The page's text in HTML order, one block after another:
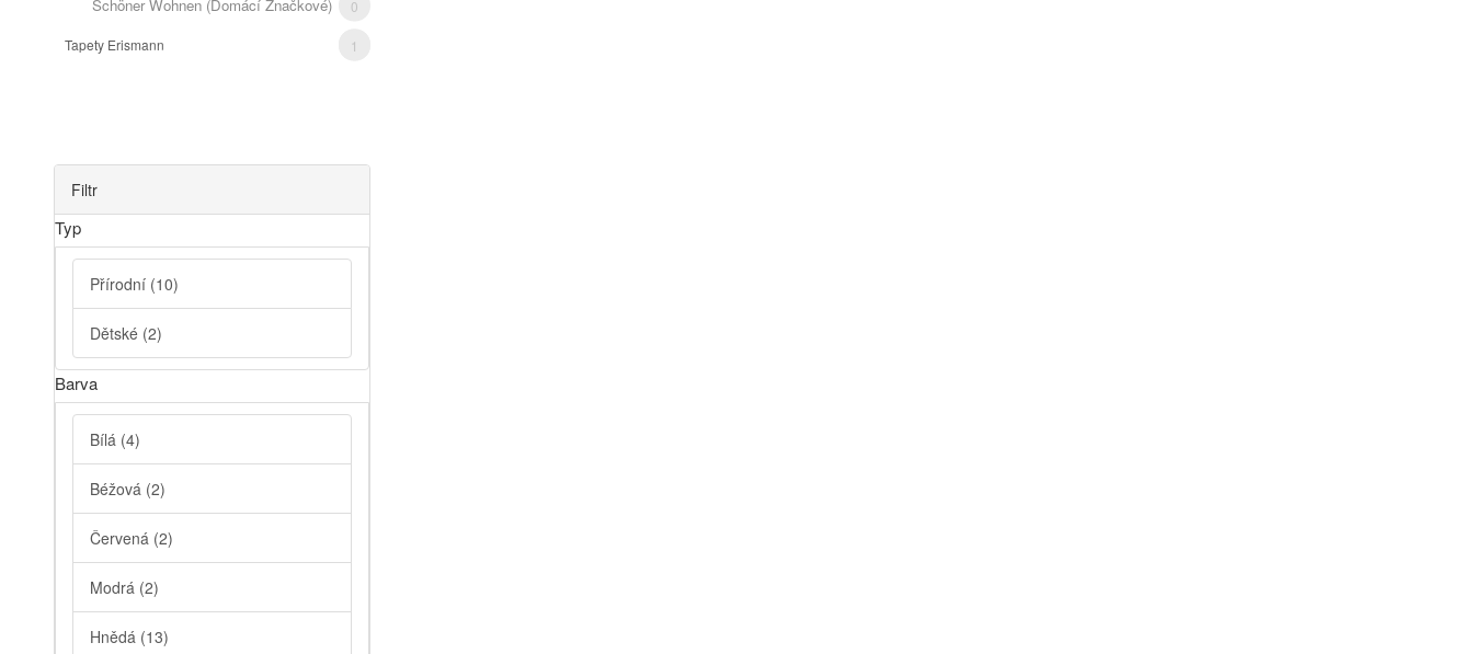
Schöner Wohnen (domácí Značkové) 0
Tapety Erismann 1
Filtr
Typ
Přírodní (10)
Dětské (2)
Barva
Bílá (4)
Béžová (2)
Červená (2)
Modrá (2)
Hnědá (13)